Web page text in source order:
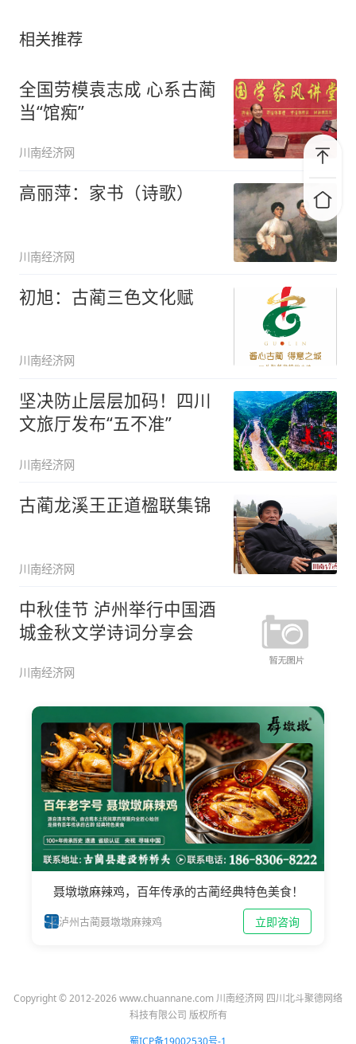
相关推荐
全国劳模袁志成 心系古蔺
当“馆痴”
川南经济网
高丽萍：家书（诗歌）
川南经济网
初旭：古蔺三色文化赋
川南经济网
坚决防止层层加码！四川
文旅厅发布“五不准”
川南经济网
古蔺龙溪王正道楹联集锦
川南经济网
中秋佳节 泸州举行中国酒
城金秋文学诗词分享会
川南经济网
聂墩墩麻辣鸡，百年传承的古蔺经典特色美食！
泸州古蔺聂墩墩麻辣鸡 立即咨询
Copyright © 2012-2026 www.chuannane.com 川南经济网 四川北斗聚德网络
科技有限公司 版权所有
蜀ICP备19002530号-1